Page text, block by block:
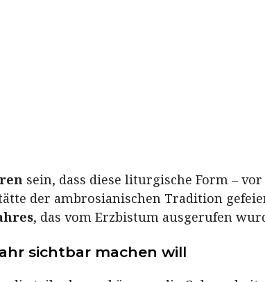
sein, dass diese liturgische Form –
der ambrosianischen Tradition
, das vom Erzbistum ausgerufen
sichtbar machen will